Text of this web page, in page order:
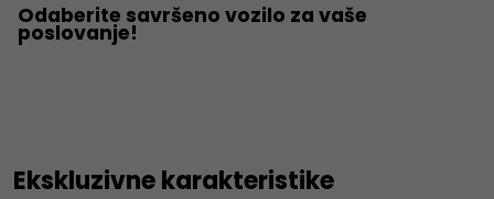
Odaberite savršeno vozilo za vaše
poslovanje!
Ekskluzivne karakteristike